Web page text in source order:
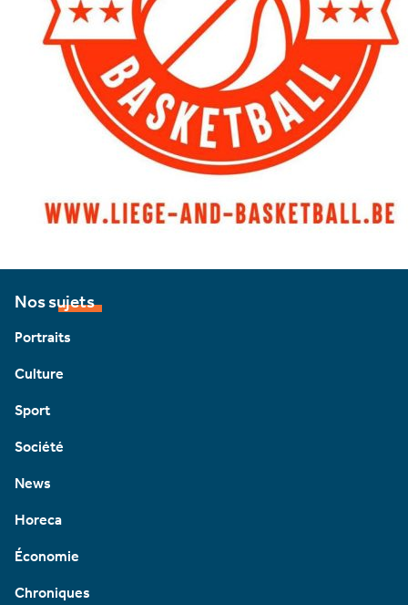
Nos sujets
Portraits
Culture
Sport
Société
News
Horeca
Économie
Chroniques